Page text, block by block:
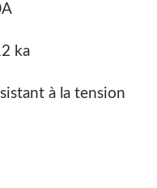
ka
à la tension